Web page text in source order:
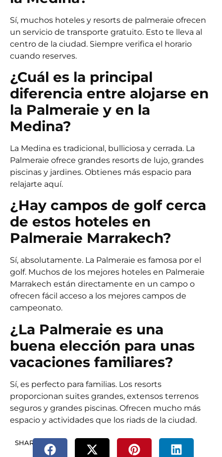
Sí, muchos hoteles y resorts de palmeraie ofrecen
un servicio de transporte gratuito. Esto te lleva al
centro de la ciudad. Siempre verifica el horario
cuando reserves.
¿Cuál es la principal
diferencia entre alojarse en
la Palmeraie y en la
Medina?
La Medina es tradicional, bulliciosa y cerrada. La
Palmeraie ofrece grandes resorts de lujo, grandes
piscinas y jardines. Obtienes más espacio para
relajarte aquí.
¿Hay campos de golf cerca
de estos hoteles en
Palmeraie Marrakech?
Sí, absolutamente. La Palmeraie es famosa por el
golf. Muchos de los mejores hoteles en Palmeraie
Marrakech están directamente en un campo o
ofrecen fácil acceso a los mejores campos de
campeonato.
¿La Palmeraie es una
buena elección para unas
vacaciones familiares?
Sí, es perfecto para familias. Los resorts
proporcionan suites grandes, extensos terrenos
seguros y grandes piscinas. Ofrecen mucho más
espacio y actividades que los riads de la ciudad.
SHARE.